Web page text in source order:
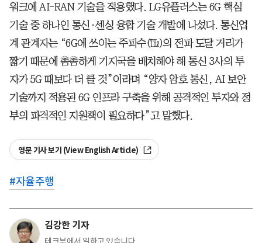
워크에 AI-RAN 기술을 적용했다. LG유플러스는 6G 핵심
기술 중 하나인 통신·센싱 융합 기술 개발에 나섰다. 통신업
계 관계자는 “6G에 쓰이는 주파수(㎔)의 전파 도달 거리가
짧기 때문에 촘촘하게 기지국을 배치해야 해 통신 3사의 투
자가 5G 때보다 더 클 것”이라며 “양자 암호 통신, AI 보안
기술까지 적용된 6G 인프라 구축을 위해 공격적인 투자와 정
부의 파격적인 지원책이 필요하다”고 말했다.
영문 기사 보기 (View English Article)
#자율주행
김강한 기자